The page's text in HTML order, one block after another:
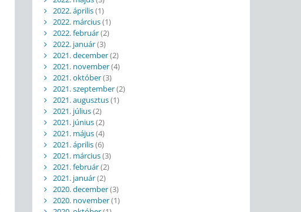
2022. április(1)
2022. március(1)
2022. február(2)
2022. január(3)
2021. december(2)
2021. november(4)
2021. október(3)
2021. szeptember(2)
2021. augusztus(1)
2021. július(2)
2021. június(2)
2021. május(4)
2021. április(6)
2021. március(3)
2021. február(2)
2021. január(2)
2020. december(3)
2020. november(1)